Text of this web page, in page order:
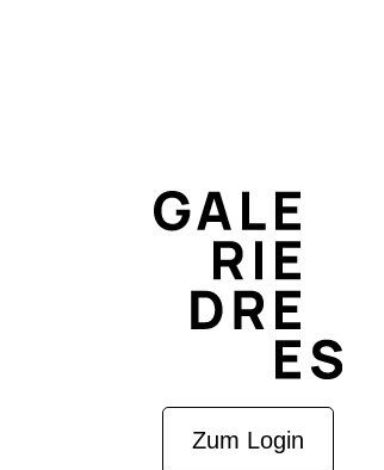
Zum Login